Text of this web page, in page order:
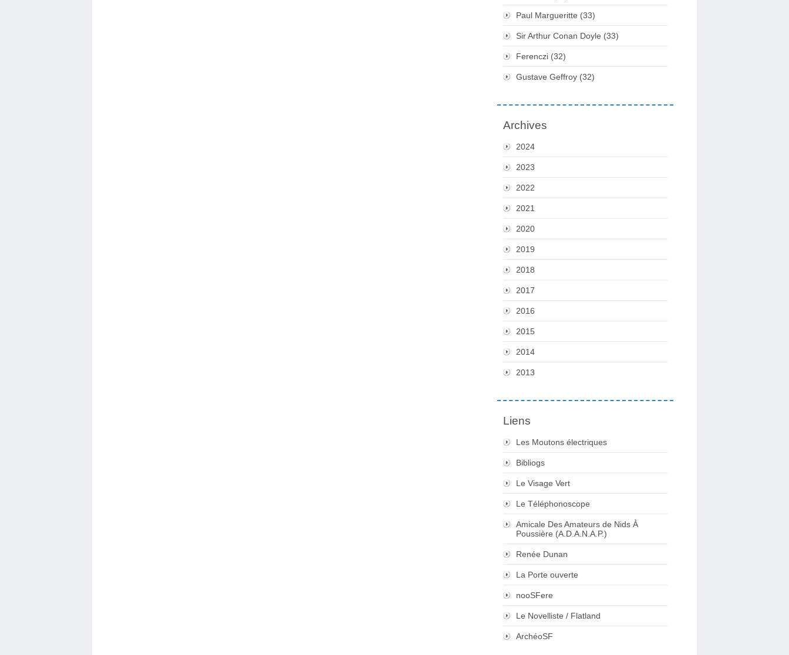
Paul Margueritte (33)
Sir Arthur Conan Doyle (33)
Ferenczi (32)
Gustave Geffroy (32)
Archives
2024
2023
2022
2021
2020
2019
2018
2017
2016
2015
2014
2013
Liens
Les Moutons électriques
Bibliogs
Le Visage Vert
Le Téléphonoscope
Amicale Des Amateurs de Nids À
Poussière (A.D.A.N.A.P.)
Renée Dunan
La Porte ouverte
nooSFere
Le Novelliste / Flatland
ArchéoSF